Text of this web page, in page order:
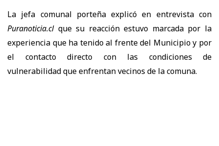
La jefa comunal porteña explicó en entrevista con
Puranoticia.clque su reacción estuvo marcada por la
experiencia que ha tenido al frente del Municipio y por
el contacto directo con las condiciones de
vulnerabilidad que enfrentan vecinos de la comuna.